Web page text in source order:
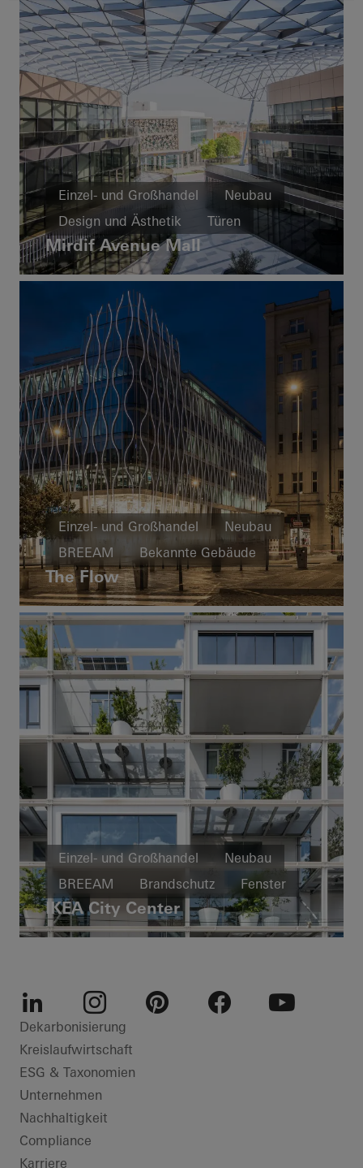
Einzel- und Großhandel
Neubau
Design und Ästhetik
Türen
Fassaden
Vereinigte Arabische Emirate
Mirdif Avenue Mall
Einzel- und Großhandel
Neubau
BREEAM
Bekannte Gebäude
Fassaden
Tschechische Republik
The Flow
Einzel- und Großhandel
Neubau
BREEAM
Brandschutz
Fenster
Fassaden
Österreich
IKEA City Center
LinkedIn Instagram
Dekarbonisierung
Kreislaufwirtschaft
ESG & Taxonomien
Unternehmen
Nachhaltigkeit
Compliance
Karriere